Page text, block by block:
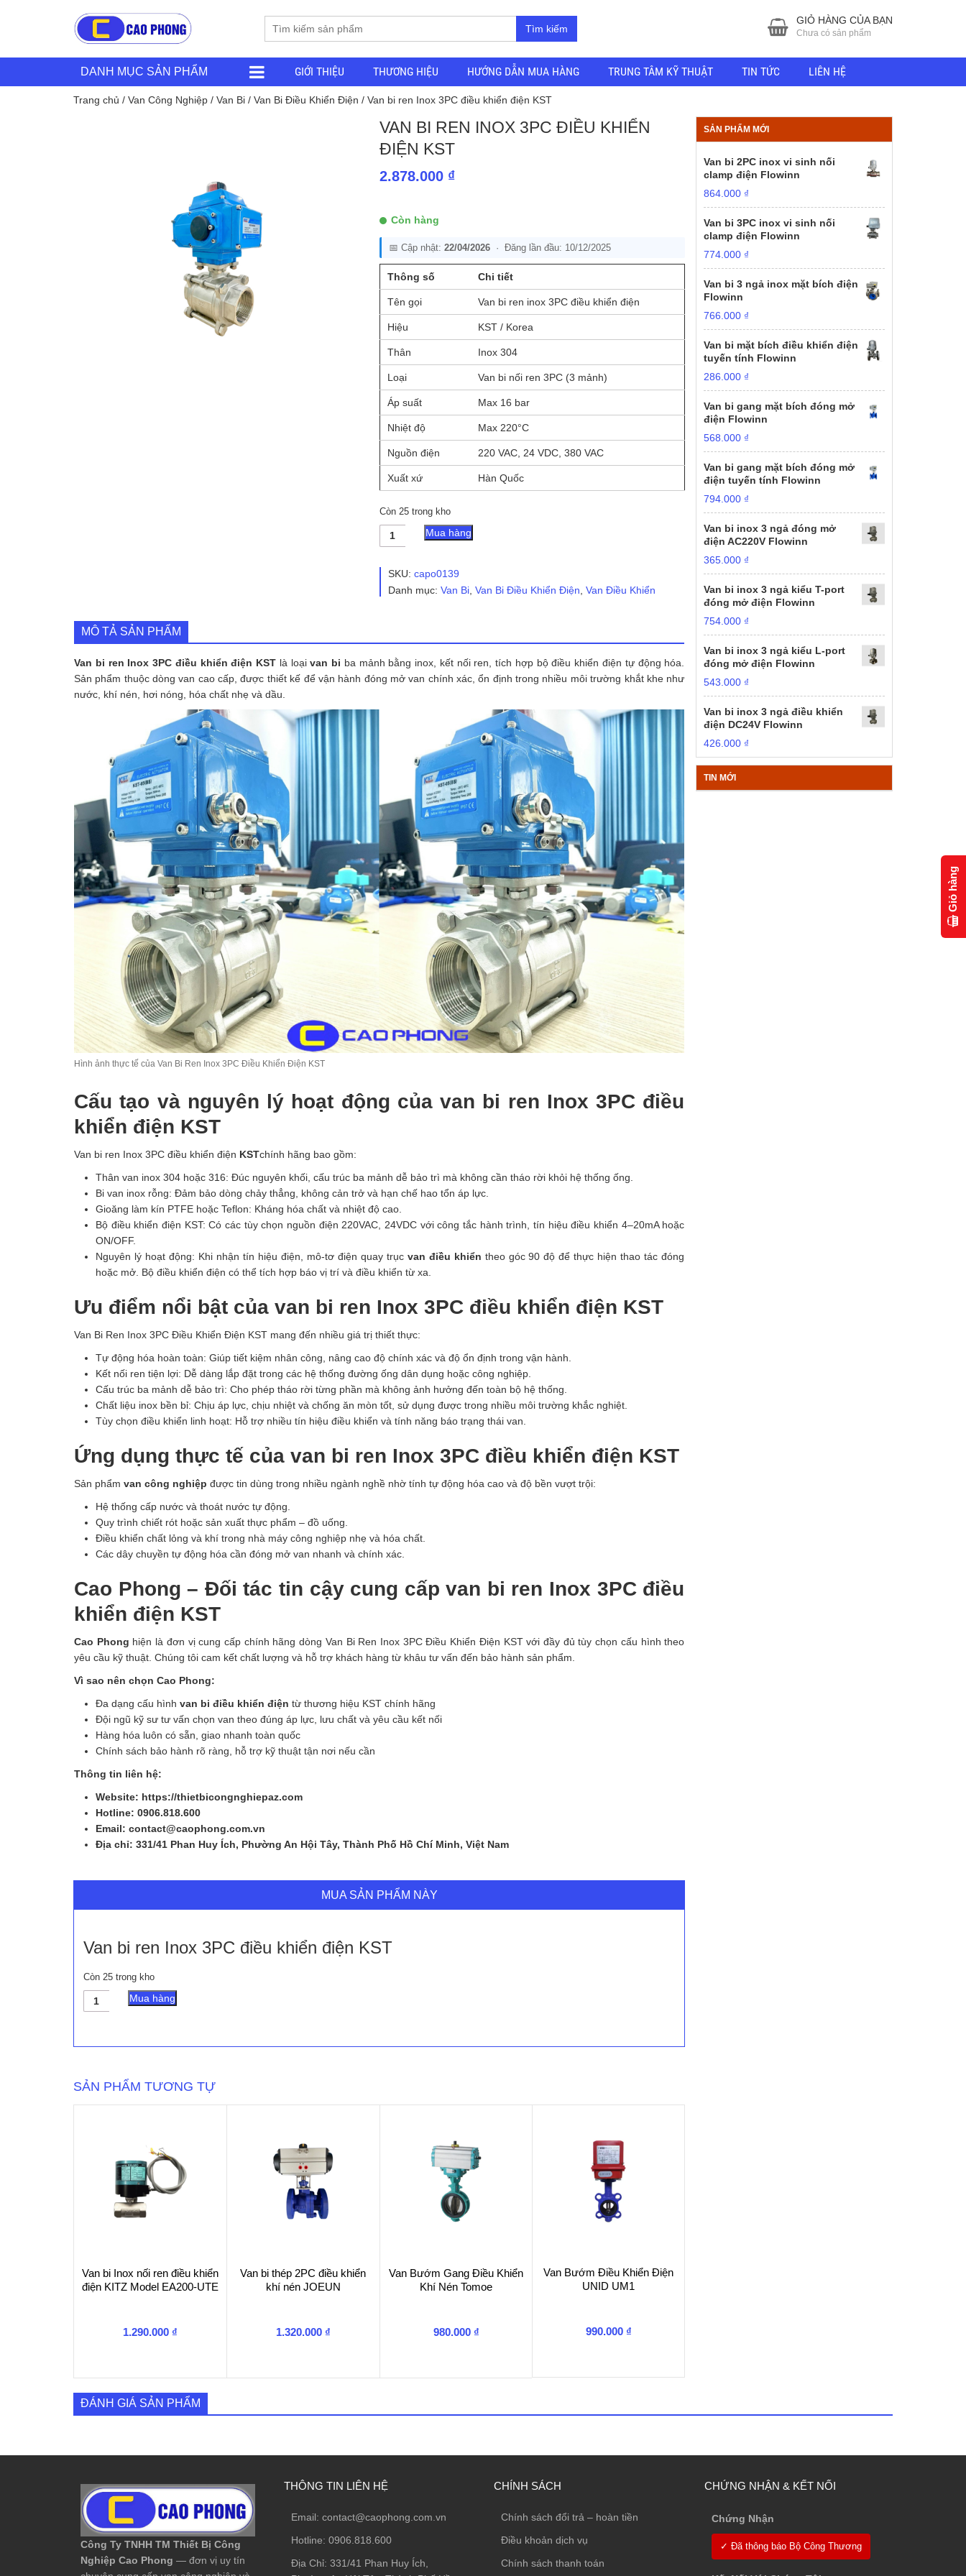
Tìm kiếm
GIỎ HÀNG CỦA BẠN
Chưa có sản phẩm
DANH MỤC SẢN PHẨM GIỚI THIỆU THƯƠNG HIỆU HƯỚNG DẪN MUA HÀNG TRUNG TÂM KỸ THUẬT TIN TỨC LIÊN HỆ
Trang chủ / Van Công Nghiệp / Van Bi / Van Bi Điều Khiển Điện / Van bi ren Inox 3PC điều khiển điện KST
VAN BI REN INOX 3PC ĐIỀU KHIỂN
ĐIỆN KST
2.878.000 ₫
Còn hàng
📅 Cập nhật: 22/04/2026· Đăng lần đầu: 10/12/2025
Thông số Chi tiết
Tên gọi Van bi ren inox 3PC điều khiển điện
Hiệu KST / Korea
Thân Inox 304
Loại Van bi nối ren 3PC (3 mảnh)
Áp suất Max 16 bar
Nhiệt độ Max 220°C
Nguồn điện 220 VAC, 24 VDC, 380 VAC
Xuất xứ Hàn Quốc
Còn 25 trong kho
Van
Inox
điều
số
lượng
Mua hàng
SKU: capo0139
Danh mục: Van Bi, Van Bi Điều Khiển Điện Van Điều Khiển
MÔ TẢ SẢN PHẨM
Van bi ren Inox 3PC điều khiển điện KST là loạivan bi ba mảnh bằng inox, kết nối ren, tích hợp bộ điều khiển điện tự động hóa.
Sản phẩm thuộc dòng van cao cấp, được thiết kế để vận hành đóng mở van chính xác, ổn định trong nhiều môi trường khắt khe như
nước, khí nén, hơi nóng, hóa chất nhẹ và dầu.
Hình ảnh thực tế của Van Bi Ren Inox 3PC Điều Khiển Điện KST
Cấu tạo và nguyên lý hoạt động của van bi ren Inox 3PC điều
khiển điện KST
Van bi ren Inox 3PC điều khiển điện KSTchính hãng bao gồm:
Thân van inox 304 hoặc 316: Đúc nguyên khối, cấu trúc ba mảnh dễ bảo trì mà không cần tháo rời khỏi hệ thống ống.
Bi van inox rỗng: Đảm bảo dòng chảy thẳng, không cản trở và hạn chế hao tổn áp lực.
Gioăng làm kín PTFE hoặc Teflon: Kháng hóa chất và nhiệt độ cao.
Bộ điều khiển điện KST: Có các tùy chọn nguồn điện 220VAC, 24VDC với công tắc hành trình, tín hiệu điều khiển 4–20mA hoặc
ON/OFF.
Nguyên lý hoạt động: Khi nhận tín hiệu điện, mô-tơ điện quay trục van điều khiển theo góc 90 độ để thực hiện thao tác đóng
hoặc mở. Bộ điều khiển điện có thể tích hợp báo vị trí và điều khiển từ xa.
Ưu điểm nổi bật của van bi ren Inox 3PC điều khiển điện KST
Van Bi Ren Inox 3PC Điều Khiển Điện KST mang đến nhiều giá trị thiết thực:
Tự động hóa hoàn toàn: Giúp tiết kiệm nhân công, nâng cao độ chính xác và độ ổn định trong vận hành.
Kết nối ren tiện lợi: Dễ dàng lắp đặt trong các hệ thống đường ống dân dụng hoặc công nghiệp.
Cấu trúc ba mảnh dễ bảo trì: Cho phép tháo rời từng phần mà không ảnh hưởng đến toàn bộ hệ thống.
Chất liệu inox bền bỉ: Chịu áp lực, chịu nhiệt và chống ăn mòn tốt, sử dụng được trong nhiều môi trường khắc nghiệt.
Tùy chọn điều khiển linh hoạt: Hỗ trợ nhiều tín hiệu điều khiển và tính năng báo trạng thái van.
Ứng dụng thực tế của van bi ren Inox 3PC điều khiển điện KST
Sản phẩm van công nghiệp được tin dùng trong nhiều ngành nghề nhờ tính tự động hóa cao và độ bền vượt trội:
Hệ thống cấp nước và thoát nước tự động.
Quy trình chiết rót hoặc sản xuất thực phẩm – đồ uống.
Điều khiển chất lỏng và khí trong nhà máy công nghiệp nhẹ và hóa chất.
Các dây chuyền tự động hóa cần đóng mở van nhanh và chính xác.
Cao Phong – Đối tác tin cậy cung cấp van bi ren Inox 3PC điều
khiển điện KST
Cao Phong hiện là đơn vị cung cấp chính hãng dòng Van Bi Ren Inox 3PC Điều Khiển Điện KST với đầy đủ tùy chọn cấu hình theo
yêu cầu kỹ thuật. Chúng tôi cam kết chất lượng và hỗ trợ khách hàng từ khâu tư vấn đến bảo hành sản phẩm.
Vì sao nên chọn Cao Phong:
Đa dạng cấu hình van bi điều khiển điện từ thương hiệu KST chính hãng
Đội ngũ kỹ sư tư vấn chọn van theo đúng áp lực, lưu chất và yêu cầu kết nối
Hàng hóa luôn có sẵn, giao nhanh toàn quốc
Chính sách bảo hành rõ ràng, hỗ trợ kỹ thuật tận nơi nếu cần
Thông tin liên hệ:
Website: https://thietbicongnghiepaz.com
Hotline: 0906.818.600
Email: contact@caophong.com.vn
Địa chỉ: 331/41 Phan Huy Ích, Phường An Hội Tây, Thành Phố Hồ Chí Minh, Việt Nam
MUA SẢN PHẨM NÀY
Van bi ren Inox 3PC điều khiển điện KST
Còn 25 trong kho
Van
bi
3PC
điện
Mua hàng
SẢN PHẨM TƯƠNG TỰ
Van bi Inox nối ren điều khiển
điện KITZ Model EA200-UTE
1.290.000 ₫
Van bi thép 2PC điều khiển
khí nén JOEUN
1.320.000 ₫
Van Bướm Gang Điều Khiển
Khí Nén Tomoe
980.000 ₫
Van Bướm Điều Khiển Điện
UNID UM1
990.000 ₫
SẢN PHẨM MỚI
Van bi 2PC inox vi sinh nối
clamp điện Flowinn
864.000 ₫
Van bi 3PC inox vi sinh nối
clamp điện Flowinn
774.000 ₫
Van bi 3 ngả inox mặt bích điện
Flowinn
766.000 ₫
Van bi mặt bích điều khiển điện
tuyến tính Flowinn
286.000 ₫
Van bi gang mặt bích đóng mở
điện Flowinn
568.000 ₫
Van bi gang mặt bích đóng mở
điện tuyến tính Flowinn
794.000 ₫
Van bi inox 3 ngả đóng mở
điện AC220V Flowinn
365.000 ₫
Van bi inox 3 ngả kiểu T-port
đóng mở điện Flowinn
754.000 ₫
Van bi inox 3 ngả kiểu L-port
đóng mở điện Flowinn
543.000 ₫
Van bi inox 3 ngả điều khiển
điện DC24V Flowinn
426.000 ₫
TIN MỚI
ĐÁNH GIÁ SẢN PHẨM
Công Ty TNHH TM Thiết Bị Công
Nghiệp Cao Phong — đơn vị uy tín
THÔNG TIN LIÊN HỆ
Email: contact@caophong.com.vn
Hotline: 0906.818.600
Địa Chỉ: 331/41 Phan Huy Ích,
CHÍNH SÁCH
Chính sách đổi trả – hoàn tiền
Điều khoản dịch vụ
Chính sách thanh toán
CHỨNG NHẬN & KẾT NỐI
Chứng Nhận
✓ Đã thông báo Bộ Công Thương
Giỏ hàng